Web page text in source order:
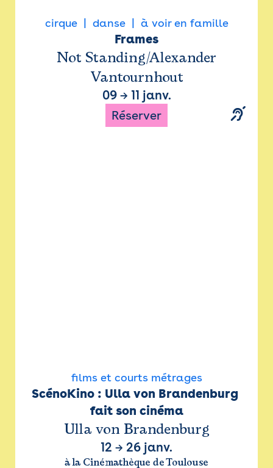
cirque danse à voir en famille
Frames
Not Standing/Alexander
Vantournhout
09→ 11 janv.
Réserver
films et courts métrages
ScénoKino : Ulla von Brandenburg
fait son cinéma
Ulla von Brandenburg
12 → 26 janv.
à la Cinémathèque de Toulouse